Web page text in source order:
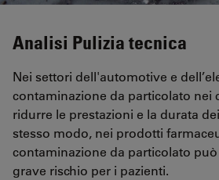
Analisi Pulizia tecnica
Nei settori dell'automotive e
contaminazione da particolato nei
ridurre le prestazioni e la durata
stesso modo, nei prodotti
contaminazione da particolato
grave rischio per i pazienti.